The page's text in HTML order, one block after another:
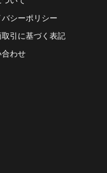
シーポリシー
取引に基づく表記
合わせ